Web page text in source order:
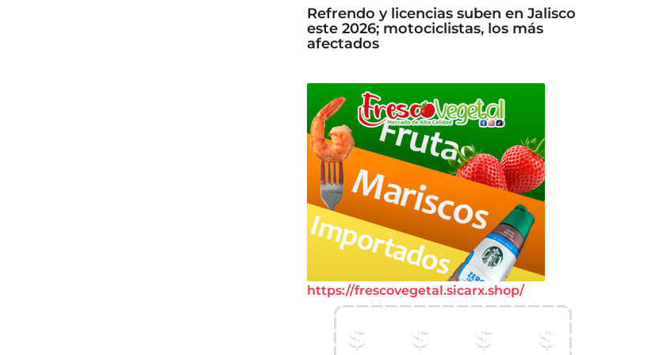
Refrendo y licencias suben en Jalisco
este 2026; motociclistas, los más
afectados
https://frescovegetal.sicarx.shop/